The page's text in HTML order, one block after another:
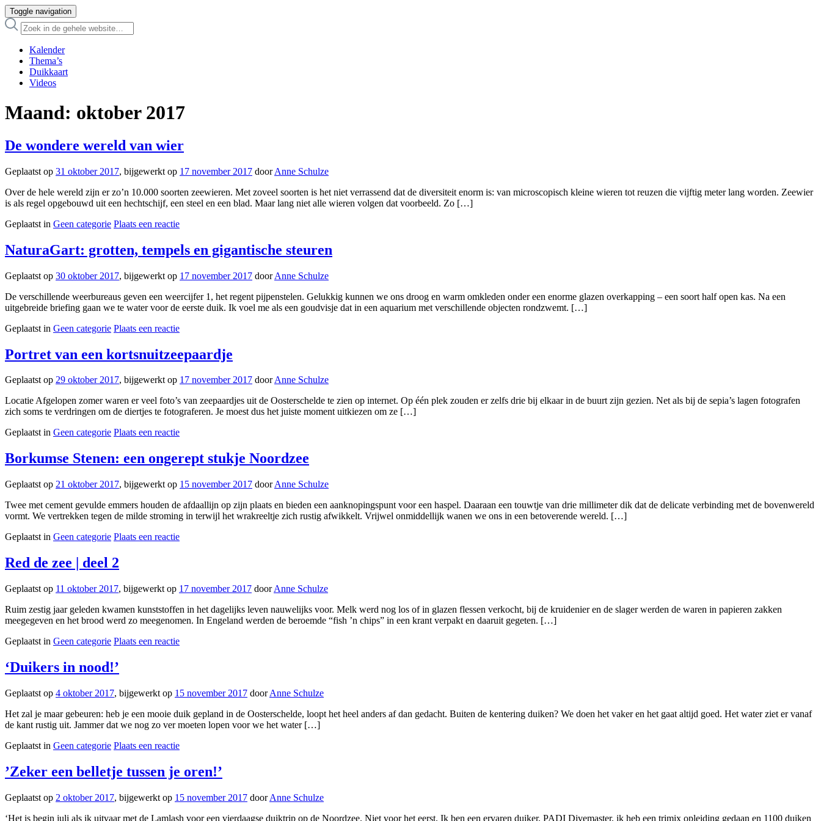
Toggle navigation
Kalender
Thema’s
Duikkaart
Videos
Maand: oktober 2017
De wondere wereld van wier
Geplaatst op 31 oktober 2017, bijgewerkt op 17 november 2017 doorAnne Schulze
Over de hele wereld zijn er zo’n 10.000 soorten zeewieren. Met zoveel soorten is het niet verrassend dat de diversiteit enorm is: van microscopisch kleine wieren tot reuzen die vijftig meter lang worden. Zeewier
is als regel opgebouwd uit een hechtschijf, een steel en een blad. Maar lang niet alle wieren volgen dat voorbeeld. Zo […]
Geplaatst in Geen categorie Plaats een reactie
NaturaGart: grotten, tempels en gigantische steuren
Geplaatst op 30 oktober 2017, bijgewerkt op 17 november 2017 doorAnne Schulze
De verschillende weerbureaus geven een weercijfer 1, het regent pijpenstelen. Gelukkig kunnen we ons droog en warm omkleden onder een enorme glazen overkapping – een soort half open kas. Na een
uitgebreide briefing gaan we te water voor de eerste duik. Ik voel me als een goudvisje dat in een aquarium met verschillende objecten rondzwemt. […]
Geplaatst in Geen categorie Plaats een reactie
Portret van een kortsnuitzeepaardje
Geplaatst op 29 oktober 2017, bijgewerkt op 17 november 2017 doorAnne Schulze
Locatie Afgelopen zomer waren er veel foto’s van zeepaardjes uit de Oosterschelde te zien op internet. Op één plek zouden er zelfs drie bij elkaar in de buurt zijn gezien. Net als bij de sepia’s lagen fotografen
zich soms te verdringen om de diertjes te fotograferen. Je moest dus het juiste moment uitkiezen om ze […]
Geplaatst in Geen categorie Plaats een reactie
Borkumse Stenen: een ongerept stukje Noordzee
Geplaatst op 21 oktober 2017, bijgewerkt op 15 november 2017 doorAnne Schulze
Twee met cement gevulde emmers houden de afdaallijn op zijn plaats en bieden een aanknopingspunt voor een haspel. Daaraan een touwtje van drie millimeter dik dat de delicate verbinding met de bovenwereld
vormt. We vertrekken tegen de milde stroming in terwijl het wrakreeltje zich rustig afwikkelt. Vrijwel onmiddellijk wanen we ons in een betoverende wereld. […]
Geplaatst in Geen categorie Plaats een reactie
Red de zee | deel 2
Geplaatst op 11 oktober 2017, bijgewerkt op 17 november 2017 doorAnne Schulze
Ruim zestig jaar geleden kwamen kunststoffen in het dagelijks leven nauwelijks voor. Melk werd nog los of in glazen flessen verkocht, bij de kruidenier en de slager werden de waren in papieren zakken
meegegeven en het brood werd zo meegenomen. In Engeland werden de beroemde “fish ’n chips” in een krant verpakt en daaruit gegeten. […]
Geplaatst in Geen categorie Plaats een reactie
‘Duikers in nood!’
Geplaatst op 4 oktober 2017, bijgewerkt op 15 november 2017 doorAnne Schulze
Het zal je maar gebeuren: heb je een mooie duik gepland in de Oosterschelde, loopt het heel anders af dan gedacht. Buiten de kentering duiken? We doen het vaker en het gaat altijd goed. Het water ziet er vanaf
de kant rustig uit. Jammer dat we nog zo ver moeten lopen voor we het water […]
Geplaatst in Geen categorie Plaats een reactie
’Zeker een belletje tussen je oren!’
Geplaatst op 2 oktober 2017, bijgewerkt op 15 november 2017 doorAnne Schulze
‘Het is begin juli als ik uitvaar met de Lamlash voor een vierdaagse duiktrip op de Noordzee. Niet voor het eerst. Ik ben een ervaren duiker. PADI Divemaster, ik heb een trimix opleiding gedaan en 1100 duiken